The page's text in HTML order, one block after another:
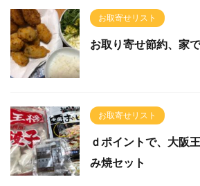
お取寄せリスト
お取り寄せ節約、家
お取寄せリスト
ｄポイントで、大阪
み焼セット